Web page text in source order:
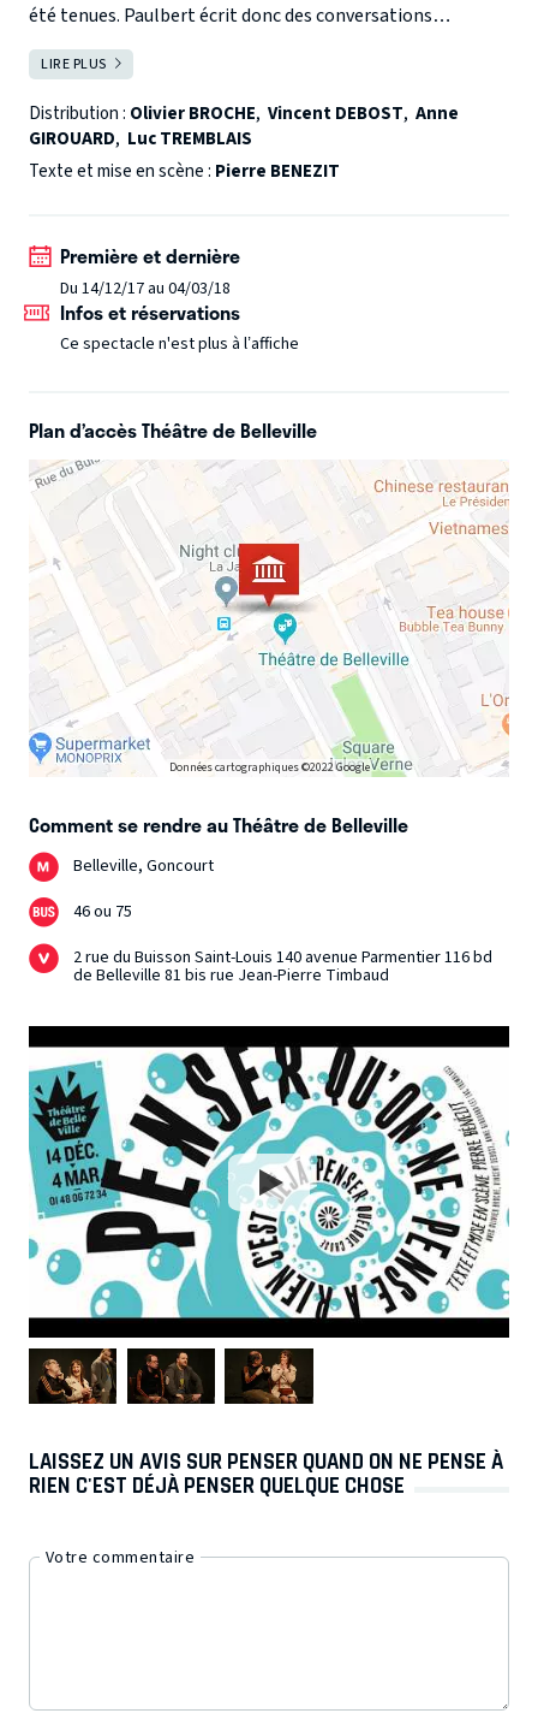
été tenues. Paulbert écrit donc des conversations
originales. Et ils les vendent. Arrive Barbara, qui cherche
une bouteille de vin. Une pièce à l’esprit farfelu et
poétique, absolument nécessaire pour qui voudrait
continuer à ne pas comprendre le monde.
LIRE PLUS
Distribution : Olivier BROCHE, Vincent DEBOST, Anne
GIROUARD, Luc TREMBLAIS
Texte et mise en scène : Pierre BENEZIT
Première et dernière
Du 14/12/17 au 04/03/18
Infos et réservations
Ce spectacle n'est plus à l’affiche
Plan d’accès Théâtre de Belleville
Données cartographiques ©2022 Google
Comment se rendre au Théâtre de Belleville
Belleville, Goncourt
46 ou 75
2 rue du Buisson Saint-Louis 140 avenue Parmentier 116 bd
de Belleville 81 bis rue Jean-Pierre Timbaud
LAISSEZ UN AVIS SUR PENSER QUAND ON NE PENSE À
RIEN C'EST DÉJÀ PENSER QUELQUE CHOSE
Votre commentaire